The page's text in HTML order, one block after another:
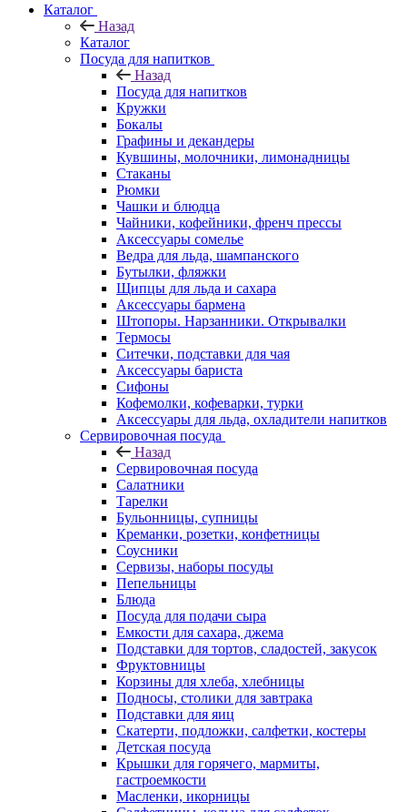
Каталог
Назад
Каталог
Посуда для напитков
Назад
Посуда для напитков
Кружки
Бокалы
Графины и декандеры
Кувшины, молочники, лимонадницы
Стаканы
Рюмки
Чашки и блюдца
Чайники, кофейники, френч прессы
Аксессуары сомелье
Ведра для льда, шампанского
Бутылки, фляжки
Щипцы для льда и сахара
Аксессуары бармена
Штопоры. Нарзанники. Открывалки
Термосы
Ситечки, подставки для чая
Аксессуары бариста
Сифоны
Кофемолки, кофеварки, турки
Аксессуары для льда, охладители напитков
Сервировочная посуда
Назад
Сервировочная посуда
Салатники
Тарелки
Бульонницы, супницы
Креманки, розетки, конфетницы
Соусники
Сервизы, наборы посуды
Пепельницы
Блюда
Посуда для подачи сыра
Емкости для сахара, джема
Подставки для тортов, сладостей, закусок
Фруктовницы
Корзины для хлеба, хлебницы
Подносы, столики для завтрака
Подставки для яиц
Скатерти, подложки, салфетки, костеры
Детская посуда
Крышки для горячего, мармиты,
гастроемкости
Масленки, икорницы